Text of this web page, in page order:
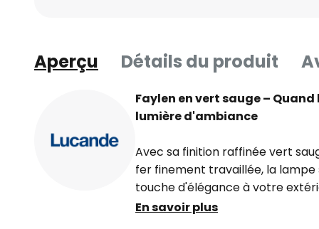
Aperçu Détails du produit
Faylen en vert sauge –
lumière d'ambiance
Avec sa finition raffinée vert
fer finement travaillée, la
touche d'élégance à votre
épurée enveloppe la source
En savoir plus